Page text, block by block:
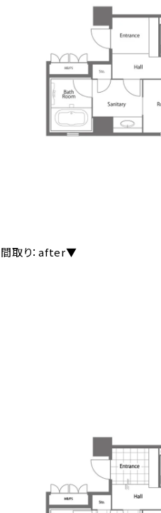
間取り：after▼